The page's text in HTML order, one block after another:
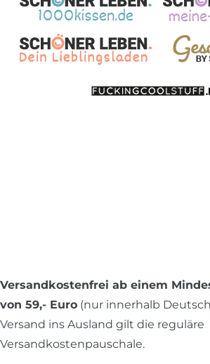
Versandkostenfrei ab einem
von 59,- Euro (nur innerhalb
Versand ins Ausland gilt die reguläre
Versandkostenpauschale.